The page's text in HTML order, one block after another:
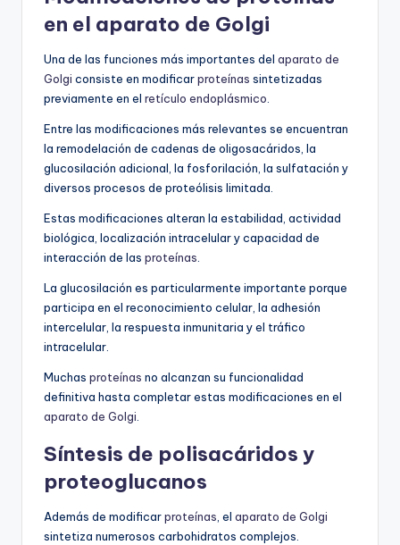
en el aparato de Golgi
Una de las funciones más importantes del aparato de
Golgi consiste en modificarproteínas sintetizadas
previamente en el retículo endoplásmico
Entre las modificaciones más relevantes se encuentran
la remodelación de cadenas de oligosacáridos, la
glucosilación adicional, la fosforilación, la sulfatación y
diversos procesos de proteólisis limitada.
Estas modificaciones alteran la estabilidad, actividad
biológica, localización intracelular y capacidad de
interacción de las proteínas
La glucosilación es particularmente importante porque
participa en el reconocimiento celular, la adhesión
intercelular, la respuesta inmunitaria y el tráfico
intracelular.
Muchas proteínas no alcanzan su funcionalidad
definitiva hasta completar estas modificaciones en el
aparato de Golgi
Síntesis de polisacáridos y
proteoglucanos
Además de modificarproteínas , el aparato de Golgi
sintetiza numerosos carbohidratos complejos.